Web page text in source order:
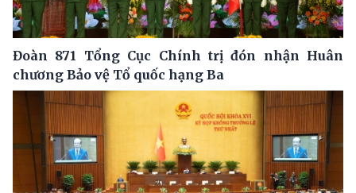
Đoàn 871 Tổng Cục Chính trị đón nhận Huân
chương Bảo vệ Tổ quốc hạng Ba